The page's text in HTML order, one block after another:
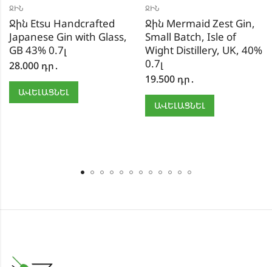
ՋԻՆ
Ջին Etsu Handcrafted
Japanese Gin with Glass,
GB 43% 0.7լ
28.000 դր․
ԱՎԵԼԱՑՆԵԼ
ՋԻՆ
Ջին Mermaid Zest Gin,
Small Batch, Isle of
Wight Distillery, UK, 40%
0.7լ
19.500 դր․
ԱՎԵԼԱՑՆԵԼ